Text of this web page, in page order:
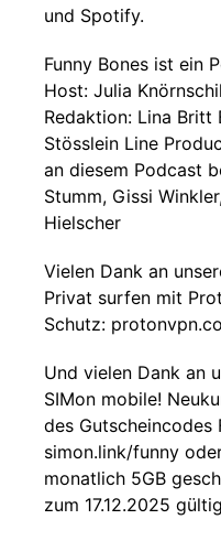
und Spotify.
Funny Bones ist ein
Host: Julia
Redaktion: Lina Britt
Stösslein Line
an diesem Podcast
Stumm, Gissi
Hielscher
Vielen Dank an
Privat surfen mit
Schutz:
Und vielen Dank an
SIMon mobile!
des Gutscheincodes
simon.link/funny
monatlich 5GB
zum 17.12.2025